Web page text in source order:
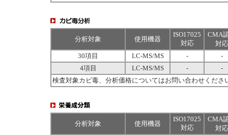
分析対象 使用機器
ISO17025
対応
CMA
対応
30項目
LC-MS/MS -
-
4項目
LC-MS/MS -
-
検査対象カビ毒、分析価格についてはお問い合わせくださ
分析対象 使用機器
ISO17025
対応
CMA
対応